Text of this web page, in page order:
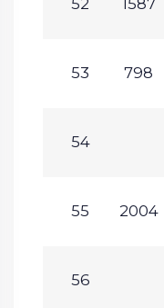
53 798
54
55 2004
56